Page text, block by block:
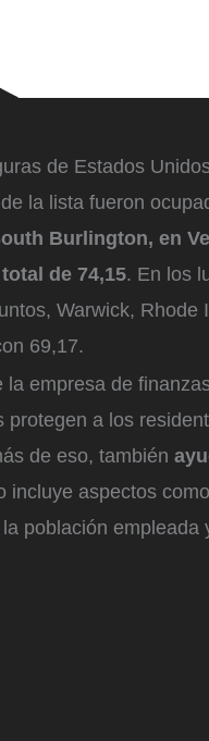
de Estados
la lista fueron
Burlington, en
de 74,15. En los
Warwick,
69,17.
la empresa de
protegen a los
de eso, también
incluye aspectos
población